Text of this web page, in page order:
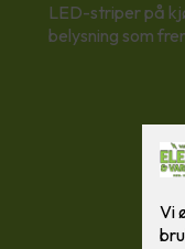
LED-striper på
belysning som